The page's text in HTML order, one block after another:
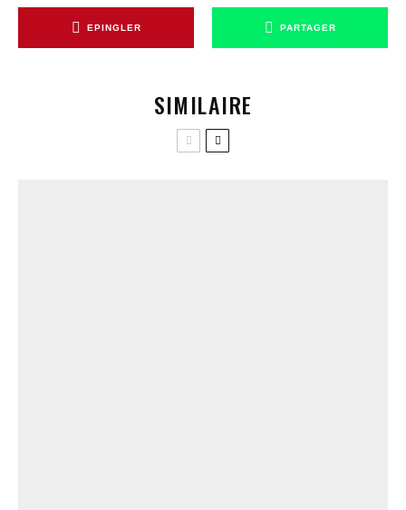
EPINGLER PARTAGER
SIMILAIRE